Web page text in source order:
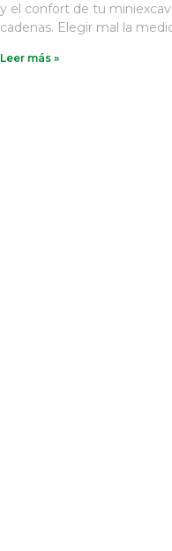
y el confort de tu
cadenas. Elegir mal la
Leer más »